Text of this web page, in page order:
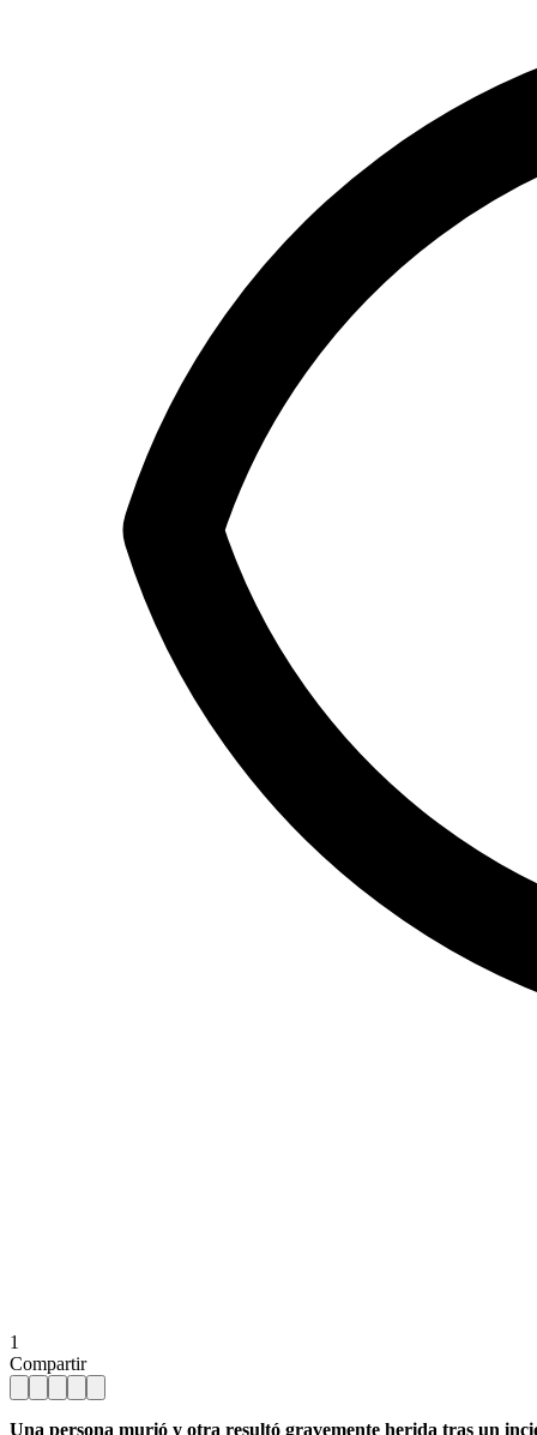
1
Compartir
Una persona murió y otra resultó gravemente herida tras un